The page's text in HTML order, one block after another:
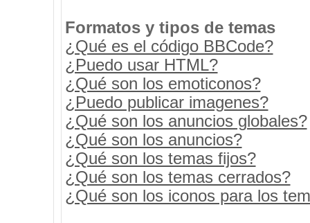
Formatos y tipos de temas
¿Qué es el código BBCode?
¿Puedo usar HTML?
¿Qué son los emoticonos?
¿Puedo publicar imagenes?
¿Qué son los anuncios globales?
¿Qué son los anuncios?
¿Qué son los temas fijos?
¿Qué son los temas cerrados?
¿Qué son los iconos para los